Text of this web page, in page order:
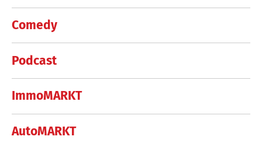
Comedy
Podcast
ImmoMARKT
AutoMARKT